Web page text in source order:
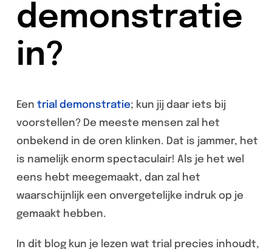
demonstratie
in?
Een trial demonstratie; kun jij daar iets bij
voorstellen? De meeste mensen zal het
onbekend in de oren klinken. Dat is jammer, het
is namelijk enorm spectaculair! Als je het wel
eens hebt meegemaakt, dan zal het
waarschijnlijk een onvergetelijke indruk op je
gemaakt hebben.
In dit blog kun je lezen wat trial precies inhoudt,